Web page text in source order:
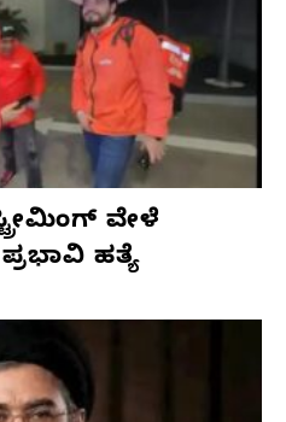
ವೇಳೆ
ಹತ್ಯೆ